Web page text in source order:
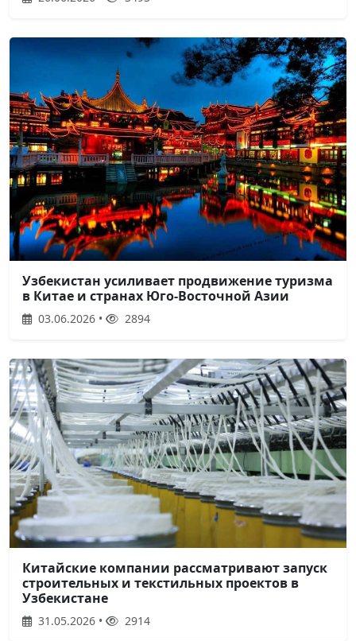
Узбекистан усиливает продвижение туризма
в Китае и странах Юго-Восточной Азии
03.06.2026 • 2894
Китайские компании рассматривают запуск
строительных и текстильных проектов в
Узбекистане
31.05.2026 • 2914